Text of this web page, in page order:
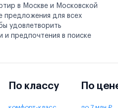
в Москве и Московской
предложения для всех
удовлетворить
и предпочтения в поиске
По классу По